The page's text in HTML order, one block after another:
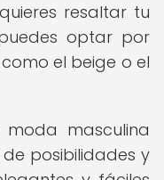
resaltar tu
optar por
el beige o el
masculina
posibilidades y